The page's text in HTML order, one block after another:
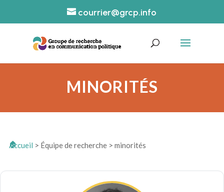
courrier@grcp.info
MINORITÉS
Accueil > Équipe de recherche > minorités